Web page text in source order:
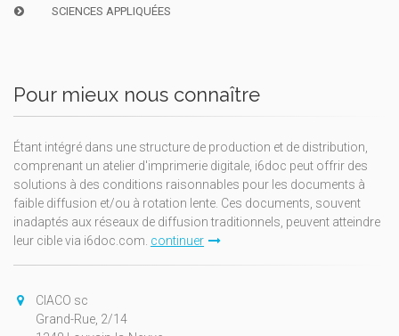
SCIENCES APPLIQUÉES
Pour mieux nous connaître
Étant intégré dans une structure de production et de distribution,
comprenant un atelier d'imprimerie digitale, i6doc peut offrir des
solutions à des conditions raisonnables pour les documents à
faible diffusion et/ou à rotation lente. Ces documents, souvent
inadaptés aux réseaux de diffusion traditionnels, peuvent atteindre
leur cible via i6doc.com. continuer
CIACO sc
Grand-Rue, 2/14